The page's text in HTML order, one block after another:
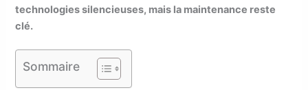
technologies silencieuses, mais la maintenance reste
clé.
Sommaire